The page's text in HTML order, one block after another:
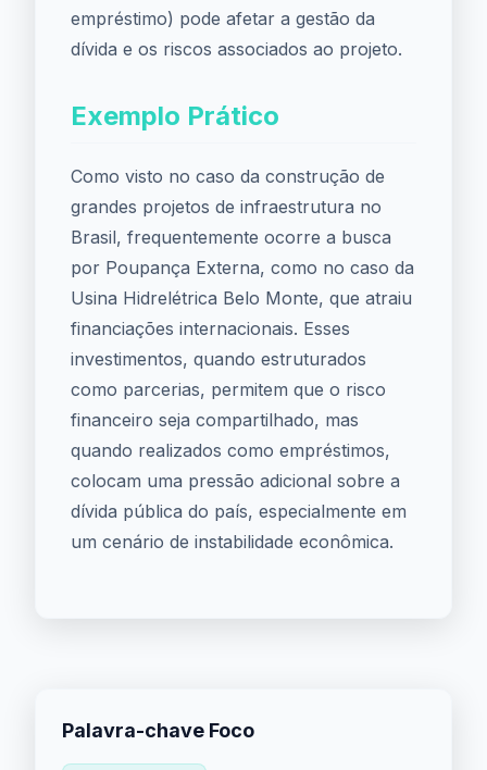
empréstimo) pode afetar a gestão da
dívida e os riscos associados ao projeto.
Exemplo Prático
Como visto no caso da construção de
grandes projetos de infraestrutura no
Brasil, frequentemente ocorre a busca
por Poupança Externa, como no caso da
Usina Hidrelétrica Belo Monte, que atraiu
financiações internacionais. Esses
investimentos, quando estruturados
como parcerias, permitem que o risco
financeiro seja compartilhado, mas
quando realizados como empréstimos,
colocam uma pressão adicional sobre a
dívida pública do país, especialmente em
um cenário de instabilidade econômica.
Palavra-chave Foco